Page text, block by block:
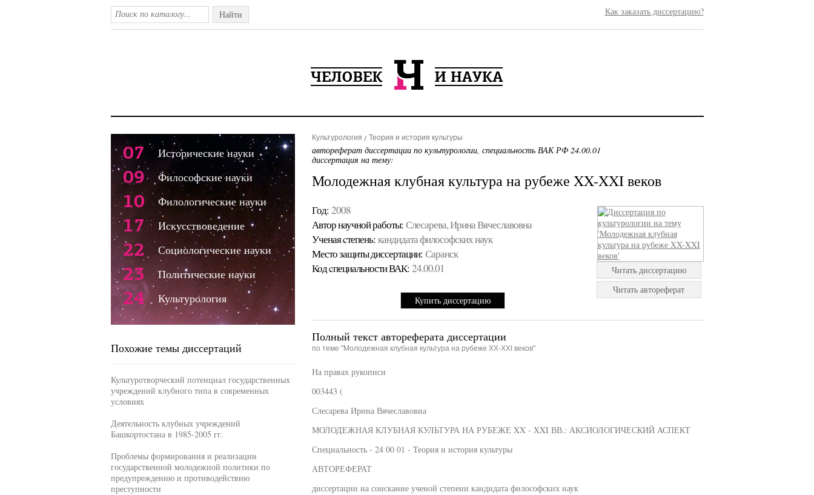
Найти Как заказать диссертацию?
Культурология Теория и история культуры
автореферат диссертации по культурологии, специальность ВАК РФ 24.00.01
диссертация на тему:
Молодежная клубная культура на рубеже XX-XXI веков
Год: 2008
Автор научной работы: Слесарева, Ирина Вячеславовна
Ученая cтепень: кандидата философских наук
Место защиты диссертации: Саранск
Код cпециальности ВАК: 24.00.01
Купить диссертацию
Читать диссертацию
Читать автореферат
Полный текст автореферата диссертации
по теме "Молодежная клубная культура на рубеже XX-XXI веков"
На правах рукописи
003443 (
Слесарева Ирина Вячеславовна
МОЛОДЕЖНАЯ КЛУБНАЯ КУЛЬТУРА НА РУБЕЖЕ XX - XXI ВВ.: АКСИОЛОГИЧЕСКИЙ АСПЕКТ
Специальность - 24 00 01 - Теория и история культуры
АВТОРЕФЕРАТ
диссертации на соискание ученой степени кандидата философских наук
07 Исторические науки
09 Философские науки
10 Филологические науки
17 Искусствоведение
22 Социологические науки
23 Политические науки
24 Культурология
Похожие темы диссертаций
Культуротворческий потенциал государственных
учреждений клубного типа в современных
условиях
Деятельность клубных учреждений
Башкортостана в 1985-2005 гг.
Проблемы формирования и реализации
государственной молодежной политики по
предупреждению и противодействию
преступности